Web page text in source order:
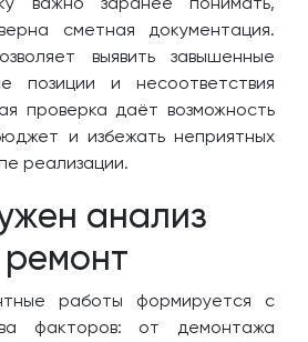
сметная документация.
выявить завышенные
позиции и несоответствия
проверка даёт возможность
и избежать неприятных
реализации.
анализ
работы формируется с
факторов: от демонтажа